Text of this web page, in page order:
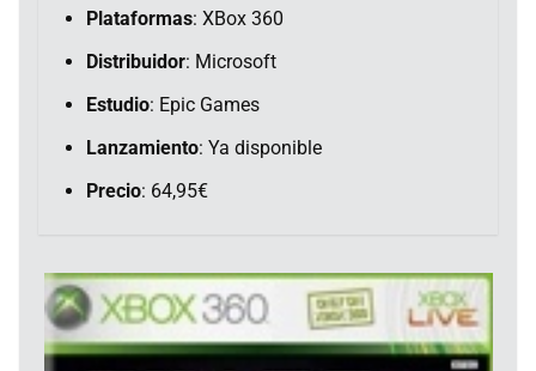
Plataformas: XBox 360
Distribuidor: Microsoft
Estudio: Epic Games
Lanzamiento: Ya disponible
Precio: 64,95€